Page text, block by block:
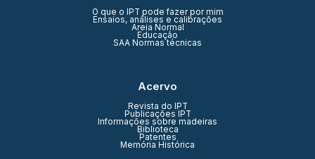
O que o IPT pode fazer por mim
Ensaios, análises e calibrações
Areia Normal
Educação
SAA Normas técnicas
Acervo
Revista do IPT
Publicações IPT
Informações sobre madeiras
Biblioteca
Patentes
Memória Histórica